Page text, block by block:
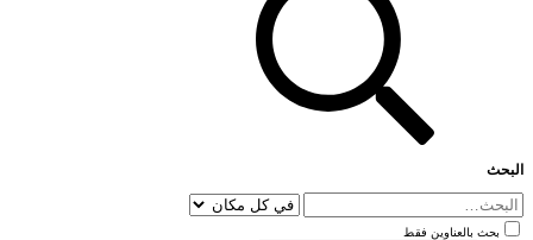
البحث
بحث بالعناوين فقط